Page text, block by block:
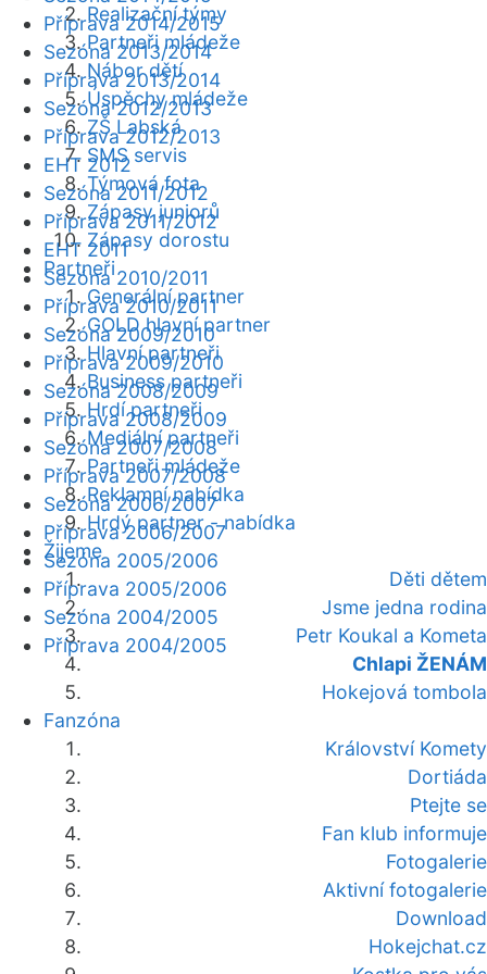
Realizační týmy
Partneři mládeže
Nábor dětí
Úspěchy mládeže
ZŠ Labská
SMS servis
Týmová fota
Zápasy juniorů
Zápasy dorostu
Partneři
Generální partner
GOLD hlavní partner
Hlavní partneři
Business partneři
Hrdí partneři
Mediální partneři
Partneři mládeže
Reklamní nabídka
Hrdý partner - nabídka
Žijeme
Děti dětem
Jsme jedna rodina
Petr Koukal a Kometa
Chlapi ŽENÁM
Hokejová tombola
Fanzóna
Království Komety
Dortiáda
Ptejte se
Fan klub informuje
Fotogalerie
Aktivní fotogalerie
Download
Hokejchat.cz
Příprava 2014/2015
Sezóna 2013/2014
Příprava 2013/2014
Sezóna 2012/2013
Příprava 2012/2013
EHT 2012
Sezóna 2011/2012
Příprava 2011/2012
EHT 2011
Sezóna 2010/2011
Příprava 2010/2011
Sezóna 2009/2010
Příprava 2009/2010
Sezóna 2008/2009
Příprava 2008/2009
Sezóna 2007/2008
Příprava 2007/2008
Sezóna 2006/2007
Příprava 2006/2007
Sezóna 2005/2006
Příprava 2005/2006
Sezóna 2004/2005
Příprava 2004/2005